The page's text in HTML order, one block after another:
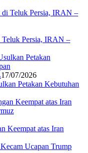
Persia, IRAN –
17/07/2026
Petakan Kebutuhan
Keempat atas Iran